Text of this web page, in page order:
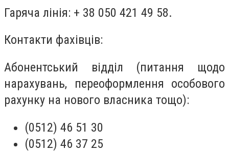
Гаряча лінія: + 38 050 421 49 58.
Контакти фахівців:
Абонентський відділ (питання щодо
нарахувань, переоформлення особового
рахунку на нового власника тощо):
(0512) 46 51 30
(0512) 46 37 25